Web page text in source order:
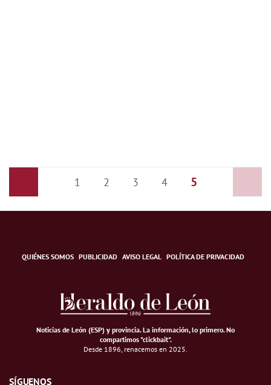
1 2 3 4 5
QUIÉNES SOMOS PUBLICIDAD AVISO LEGAL POLÍTICA DE PRIVACIDAD
Noticias de León (ESP) y provincia. La información, lo primero.No
compartimos "clickbait".
Desde 1896, renacemos en 2025.
SÍGUENOS